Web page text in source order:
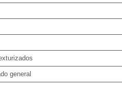
general